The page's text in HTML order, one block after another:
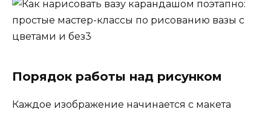
Порядок работы над рисунком
Каждое изображение начинается с макета